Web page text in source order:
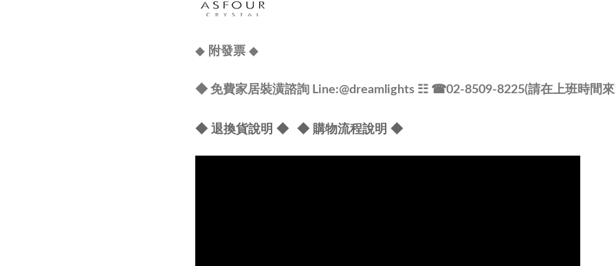
◆ 附發票◆
◆ 免費家居裝潢諮詢 Line:@dreamlights ☷ ☎02-8509-8225(請在上班時間
◆ 退換貨說明 ◆ ◆ 購物流程說明 ◆